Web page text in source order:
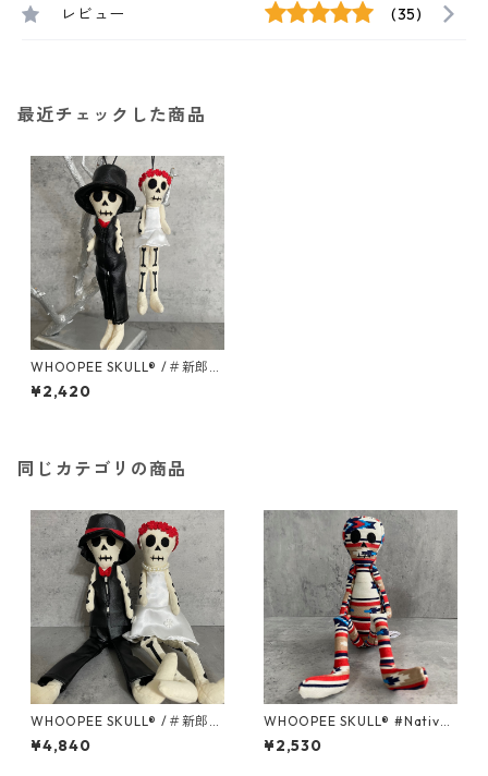
レビュー (35)
最近チェックした商品
WHOOPEE SKULL® /＃新郎S
サイズ/＃新婦Sサイズ
¥2,420
同じカテゴリの商品
WHOOPEE SKULL® /＃新郎M
サイズ/＃新婦Mサイズ
¥4,840
WHOOPEE SKULL® #Native
Rug series /Mサイズ
¥2,530